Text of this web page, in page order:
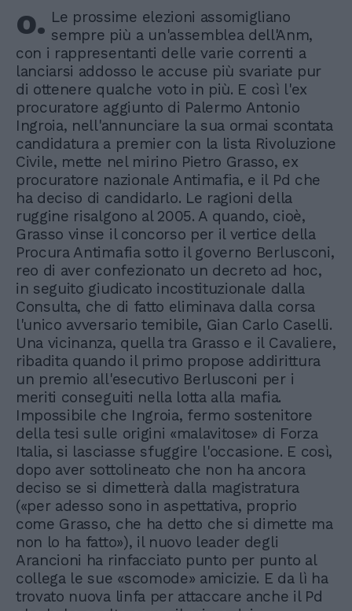
o. Le prossime elezioni assomigliano
sempre più a un'assemblea dell'Anm,
con i rappresentanti delle varie correnti a
lanciarsi addosso le accuse più svariate pur
di ottenere qualche voto in più. E così l'ex
procuratore aggiunto di Palermo Antonio
Ingroia, nell'annunciare la sua ormai scontata
candidatura a premier con la lista Rivoluzione
Civile, mette nel mirino Pietro Grasso, ex
procuratore nazionale Antimafia, e il Pd che
ha deciso di candidarlo. Le ragioni della
ruggine risalgono al 2005. A quando, cioè,
Grasso vinse il concorso per il vertice della
Procura Antimafia sotto il governo Berlusconi,
reo di aver confezionato un decreto ad hoc,
in seguito giudicato incostituzionale dalla
Consulta, che di fatto eliminava dalla corsa
l'unico avversario temibile, Gian Carlo Caselli.
Una vicinanza, quella tra Grasso e il Cavaliere,
ribadita quando il primo propose addirittura
un premio all'esecutivo Berlusconi per i
meriti conseguiti nella lotta alla mafia.
Impossibile che Ingroia, fermo sostenitore
della tesi sulle origini «malavitose» di Forza
Italia, si lasciasse sfuggire l'occasione. E così,
dopo aver sottolineato che non ha ancora
deciso se si dimetterà dalla magistratura
(«per adesso sono in aspettativa, proprio
come Grasso, che ha detto che si dimette ma
non lo ha fatto»), il nuovo leader degli
Arancioni ha rinfacciato punto per punto al
collega le sue «scomode» amicizie. E da lì ha
trovato nuova linfa per attaccare anche il Pd